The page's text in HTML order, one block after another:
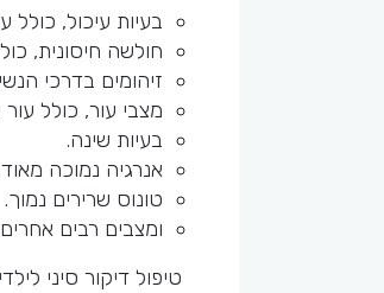
בעיות עיכול, כולל
חולשה חיסונית,
זיהומים בדרכי
מצבי עור, כולל עור
בעיות שינה.
אנרגיה נמוכה
טונוס שרירים נמוך.
ומצבים רבים
טיפול דיקור סיני